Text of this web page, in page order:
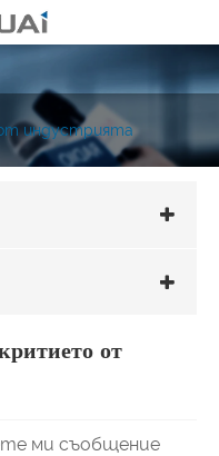
индустрията
от
ми съобщение